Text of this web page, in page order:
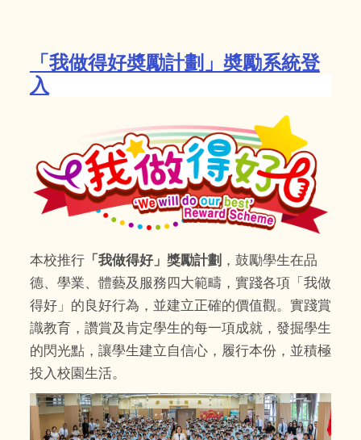
「我做得好奬勵計劃」奬勵系統登
入
本校推行「我做得好」獎勵計劃 ，鼓勵學生在品
德、學業、體藝及服務四大範疇，實踐各項「我做
得好」的良好行為，並建立正確的價值觀。實踐賞
識教育，讚賞及肯定學生的每一項成就，發掘學生
的閃光點，讓學生建立自信心，履行本份，並積極
投入校園生活。